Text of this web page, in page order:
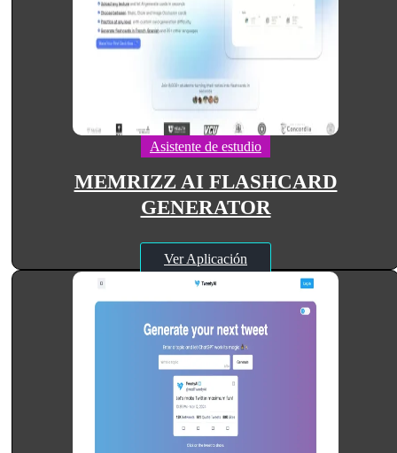
Asistente de estudio
MEMRIZZ AI FLASHCARD
GENERATOR
Ver Aplicación